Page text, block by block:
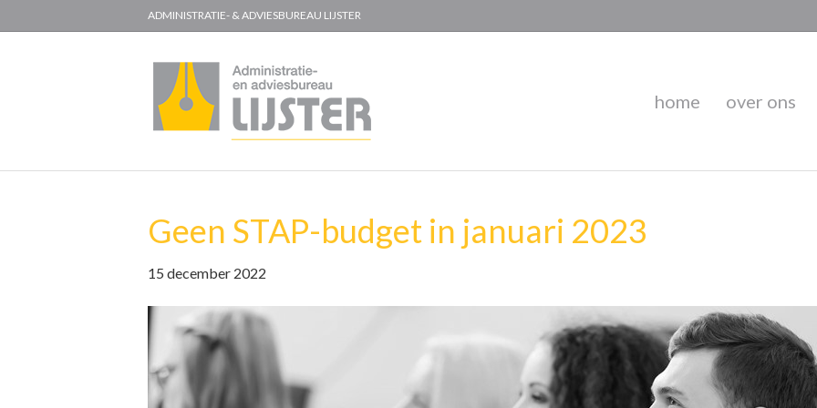
ADMINISTRATIE- & ADVIESBUREAU LIJSTER
home over ons
Geen STAP-budget in januari 2023
15 december 2022